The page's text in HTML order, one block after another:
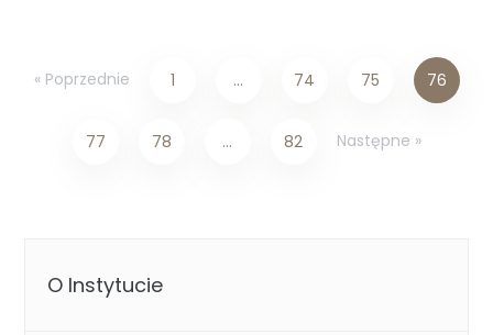
« Poprzednie 1 … 74 75 76
77 78 … 82 Następne »
O Instytucie